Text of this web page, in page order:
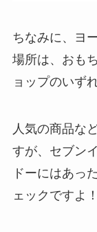
ちなみに、ヨ
場所は、おも
ョップのいず
人気の商品な
すが、 セブン
ドーにはあっ
ェックですよ！